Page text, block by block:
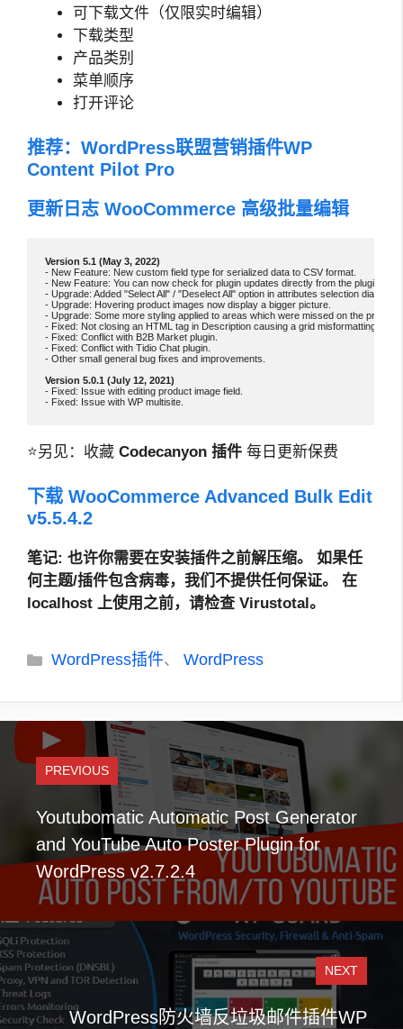
可下载文件（仅限实时编辑）
下载类型
产品类别
菜单顺序
打开评论
推荐： WordPress联盟营销插件WP
Content Pilot Pro
更新日志 WooCommerce 高级批量编辑
- New Feature: New custom field type for serialized data to CSV format.
- New Feature: You can now check for plugin updates directly from the plugin's
- Upgrade: Added "Select All" / "Deselect All" option in attributes selection dialog.
- Upgrade: Hovering product images now display a bigger picture.
- Upgrade: Some more styling applied to areas which were missed on the
- Fixed: Not closing an HTML tag in Description causing a grid misformatting.
- Fixed: Conflict with B2B Market plugin.
- Fixed: Conflict with Tidio Chat plugin.
- Other small general bug fixes and improvements.
- Fixed: Issue with editing product image field.
- Fixed: Issue with WP multisite.
⭐另见：收藏 Codecanyon 插件 每日更新保费
下载 WooCommerce Advanced Bulk Edit
v5.5.4.2
笔记: 也许你需要在安装插件之前解压缩。 如果任
何主题/插件包含病毒，我们不提供任何保证。 在
localhost 上使用之前，请检查 Virustotal。
分
WordPress插件、WordPress
PREVIOUS
Youtubomatic Automatic Post Generator
and YouTube Auto Poster Plugin for
WordPress v2.7.2.4
NEXT
WordPress防火墙反垃圾邮件插件WP